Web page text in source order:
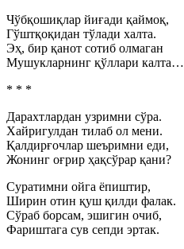
Чўбқошиқлар йиғади қаймоқ,
Гўштқоқидан тўлади халта.
Эҳ, бир қанот сотиб олмаган
Мушукларнинг қўллари калта…
* * *
Дарахтлардан узримни сўра.
Хайригулдан тилаб ол мени.
Қалдирғочлар шеъримни еди,
Жонинг оғрир ҳақсўрар қани?
Суратимни ойга ёпиштир,
Ширин отин қуш қилди фалак.
Сўраб борсам, эшигин очиб,
Фариштага сув сепди эртак.